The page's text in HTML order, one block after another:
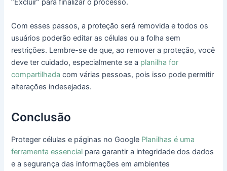
“Excluir” para finalizar o processo.
Com esses passos, a proteção será removida e todos os
usuários poderão editar as células ou a folha sem
restrições. Lembre-se de que, ao remover a proteção, você
deve ter cuidado, especialmente se a planilha for
compartilhada com várias pessoas, pois isso pode permitir
alterações indesejadas.
Conclusão
Proteger células e páginas no Google Planilhas é uma
ferramenta essencial para garantir a integridade dos dados
e a segurança das informações em ambientes